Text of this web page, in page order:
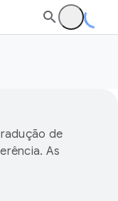
de
As